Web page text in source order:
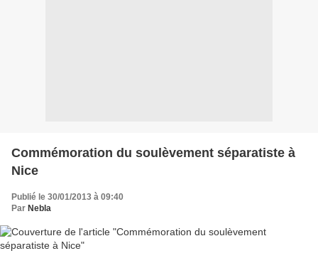
Commémoration du soulèvement séparatiste à
Nice
Publié le 30/01/2013 à 09:40
Par Nebla